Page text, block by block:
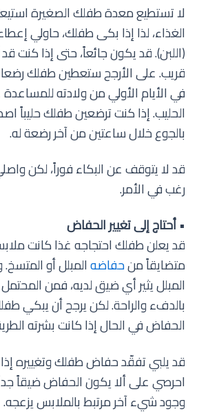
لا تستطيع معدة طفلك الصغيرة
الغذاء، لذا إذا بكى طفلك، حاولي
(اللبن). قد يكون جائعاً، حتى إذا كنت
قريب. على الأرجح ستعطين طفلك
في الأيام الأولي من ولادته للمساعدة
الحليب. إذا كنت ترضعين طفلك حليباً
بالجوع خلال ساعتين من آخر رضعة له.
قد لا يتوقف عن البكاء فوراً، لكن
رغب في الأمر.
•أحتاج إلى تغيير الحفاض
قد يعلن طفلك احتجاجه غذا كانت
متضايقاً منحفاضهالمبلل أو
المبلل يثير أي ضيق لديه، فمن
بالدفء والراحة. لكن يرجح أن يبكي
الحفاض في الحال إذا كانت بشرته
قد يلبي تفقّد حفاض طفلك وتغييره إذا
احرصي على ألا يكون الحفاض ضيقاً
وجود شيء آخر مرتبط بالملابس يزعجه.